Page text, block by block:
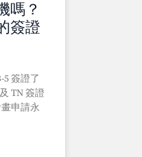
嗎？
簽證
簽證了
TN 簽證
申請永